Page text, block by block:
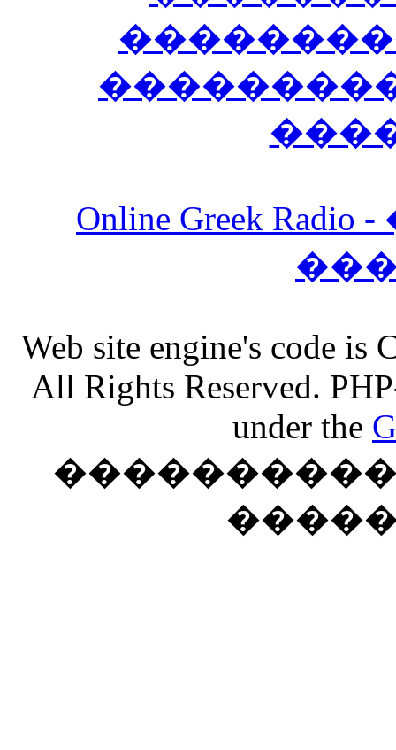
Online Greek
Web site engine's code
All Rights Reserved.
under the
����������